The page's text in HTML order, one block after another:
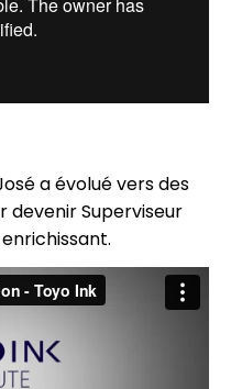
a évolué vers des
devenir Superviseur